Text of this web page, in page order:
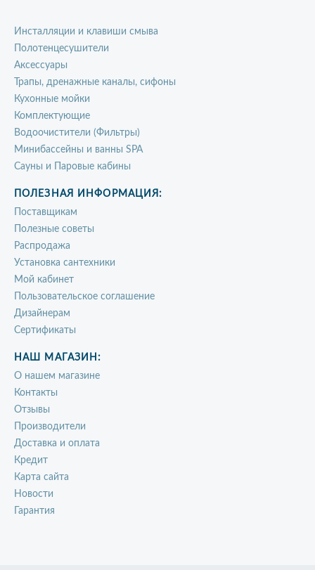
Инсталляции и клавиши смыва
Полотенцесушители
Аксессуары
Трапы, дренажные каналы, сифоны
Кухонные мойки
Комплектующие
Водоочистители (Фильтры)
Минибассейны и ванны SPA
Сауны и Паровые кабины
ПОЛЕЗНАЯ ИНФОРМАЦИЯ:
Поставщикам
Полезные советы
Распродажа
Установка сантехники
Мой кабинет
Пользовательское соглашение
Дизайнерам
Сертификаты
НАШ МАГАЗИН:
О нашем магазине
Контакты
Отзывы
Производители
Доставка и оплата
Кредит
Карта сайта
Новости
Гарантия